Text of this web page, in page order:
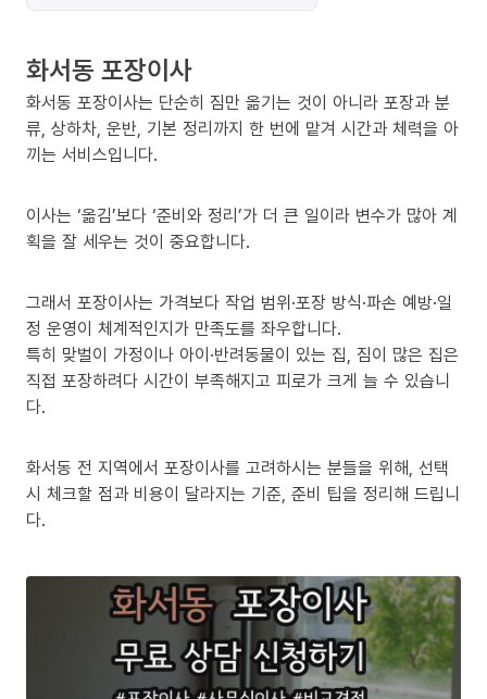
화서동 포장이사
화서동 포장이사는 단순히 짐만 옮기는 것이 아니라 포장과 분
류, 상하차, 운반, 기본 정리까지 한 번에 맡겨 시간과 체력을 아
끼는 서비스입니다.
이사는 ‘옮김’보다 ‘준비와 정리’가 더 큰 일이라 변수가 많아 계
획을 잘 세우는 것이 중요합니다.
그래서 포장이사는 가격보다 작업 범위·포장 방식·파손 예방·일
정 운영이 체계적인지가 만족도를 좌우합니다.
특히 맞벌이 가정이나 아이·반려동물이 있는 집, 짐이 많은 집은
직접 포장하려다 시간이 부족해지고 피로가 크게 늘 수 있습니
다.
화서동 전 지역에서 포장이사를 고려하시는 분들을 위해, 선택
시 체크할 점과 비용이 달라지는 기준, 준비 팁을 정리해 드립니
다.